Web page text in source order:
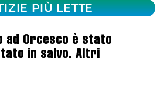
PIÙ LETTE
ad Orcesco è stato
in salvo. Altri